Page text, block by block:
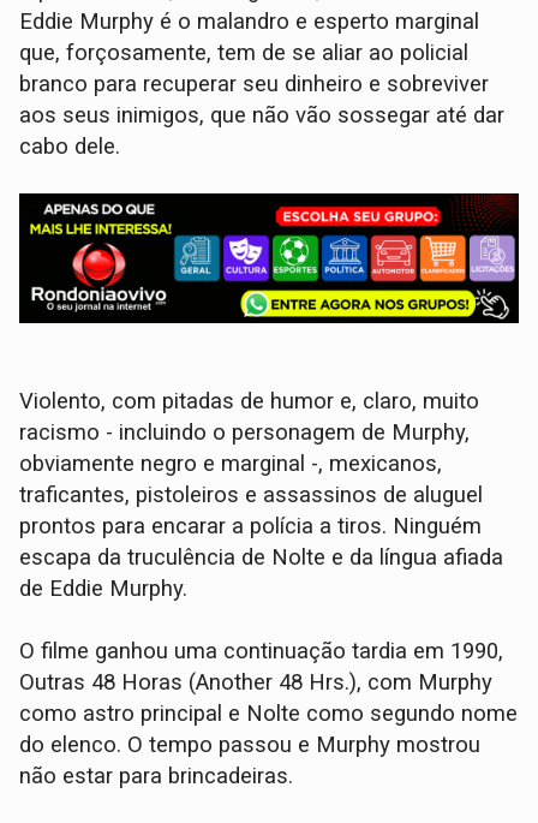
Eddie Murphy é o malandro e esperto marginal
que, forçosamente, tem de se aliar ao policial
branco para recuperar seu dinheiro e sobreviver
aos seus inimigos, que não vão sossegar até dar
cabo dele.
Violento, com pitadas de humor e, claro, muito
racismo - incluindo o personagem de Murphy,
obviamente negro e marginal -, mexicanos,
traficantes, pistoleiros e assassinos de aluguel
prontos para encarar a polícia a tiros. Ninguém
escapa da truculência de Nolte e da língua afiada
de Eddie Murphy.
O filme ganhou uma continuação tardia em 1990,
Outras 48 Horas (Another 48 Hrs.), com Murphy
como astro principal e Nolte como segundo nome
do elenco. O tempo passou e Murphy mostrou
não estar para brincadeiras.